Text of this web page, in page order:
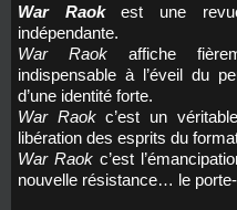
War Raokest une
indépendante.
War Raok affiche
indispensable à l’éveil du
d’une identité forte.
War Raokc’est un
libération des esprits du
War Raok c’est
nouvelle résistance… le